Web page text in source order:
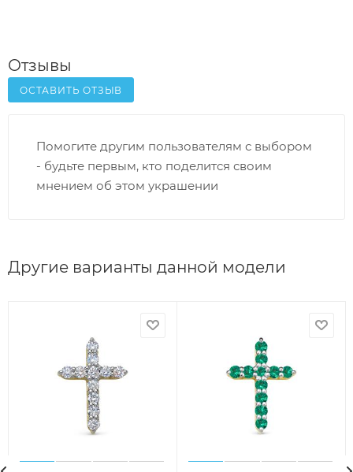
Отзывы
ОСТАВИТЬ ОТЗЫВ
Помогите другим пользователям с выбором
- будьте первым, кто поделится своим
мнением об этом украшении
Другие варианты данной модели